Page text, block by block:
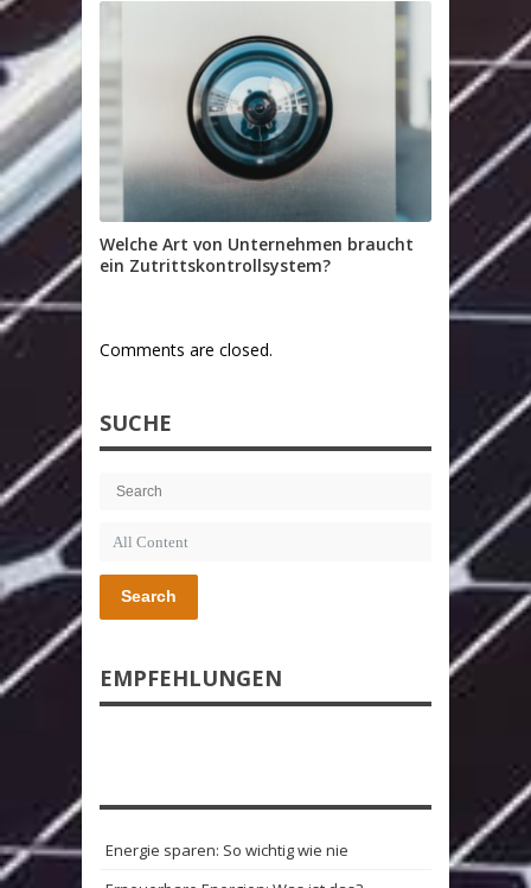
Welche Art von Unternehmen braucht
ein Zutrittskontrollsystem?
Comments are closed.
SUCHE
Search
EMPFEHLUNGEN
Energie sparen: So wichtig wie nie